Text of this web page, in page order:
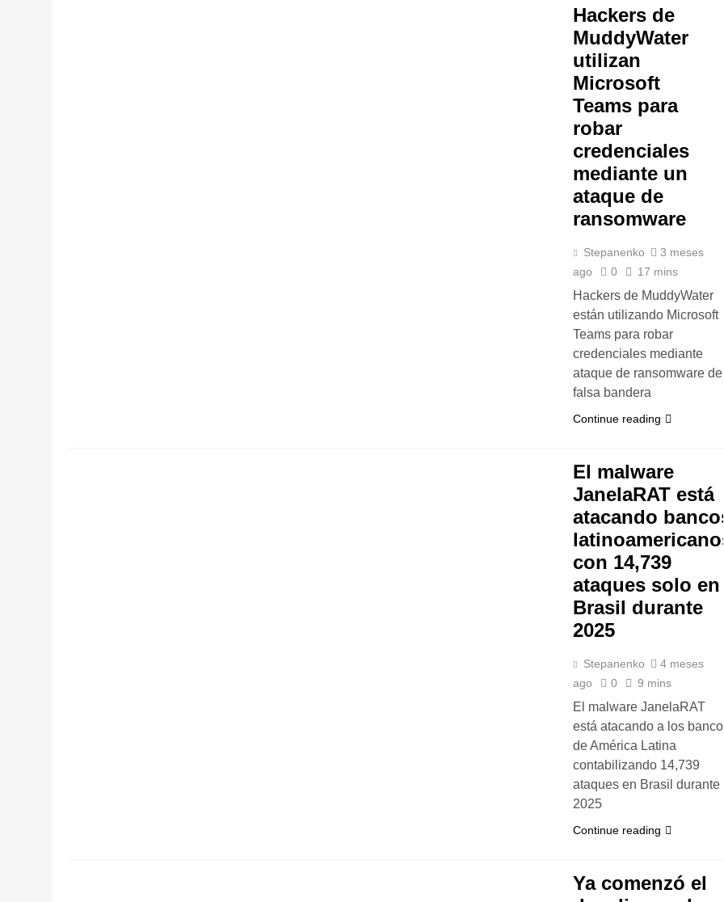
Hackers de
MuddyWater
utilizan
Microsoft
Teams para
robar
credenciales
mediante un
ataque de
ransomware
Stepanenko
3 meses
ago
0 17 mins
Hackers de MuddyWater
están utilizando Microsoft
Teams para robar
credenciales mediante
ataque de ransomware de
falsa bandera
Continue reading
El malware
JanelaRAT está
atacando bancos
latinoamericanos
con 14,739
ataques solo en
Brasil durante
2025
Stepanenko
4 meses
ago
0 9 mins
El malware JanelaRAT
está atacando a los bancos
de América Latina
contabilizando 14,739
ataques en Brasil durante
2025
Continue reading
Ya comenzó el